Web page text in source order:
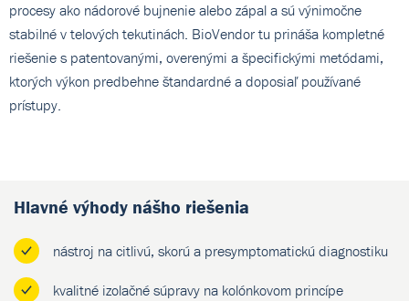
procesy ako nádorové bujnenie alebo zápal a sú výnimočne
stabilné v telových tekutinách. BioVendor tu prináša kompletné
riešenie s patentovanými, overenými a špecifickými metódami,
ktorých výkon predbehne štandardné a doposiaľ používané
prístupy.
Hlavné výhody nášho riešenia
nástroj na citlivú, skorú a presymptomatickú diagnostiku
kvalitné izolačné súpravy na kolónkovom princípe